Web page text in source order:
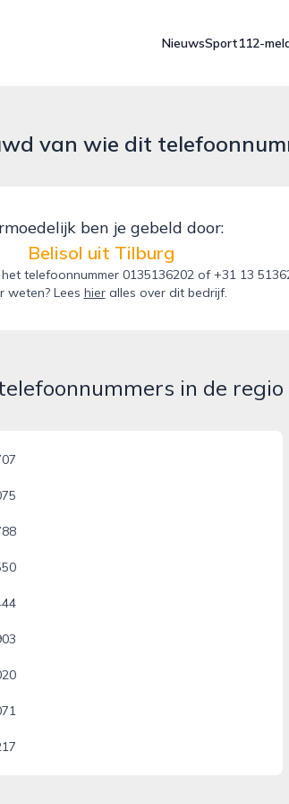
NieuwsSport112-
van wie dit
ben je gebeld door:
Belisol uit Tilburg
telefoonnummer 0135136202 of +31 13
weten? Lees hieralles over dit bedrijf.
in de regio